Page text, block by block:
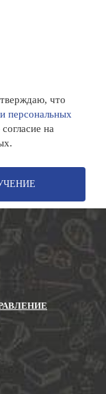
что
персональных
на